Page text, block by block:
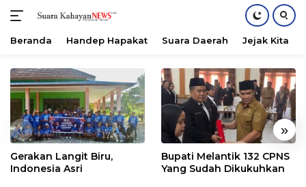
konten
Beranda Handep Hapakat Suara Daerah Jejak Kita
« »
Gerakan Langit Biru,
Indonesia Asri
Bupati Melantik 132 CPNS
Yang Sudah Dikukuhkan